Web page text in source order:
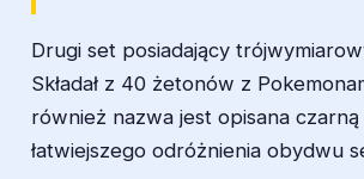
Drugi set posiadający
Składał z 40 żetonów z
również nazwa jest opisana
łatwiejszego odróżnienia obydwu